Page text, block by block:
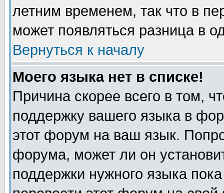
летним временем, так что в
может появляться разница в
Вернуться к началу
Моего языка нет в списке!
Причина скорее всего в том,
поддержку вашего языка в
этот форум на ваш язык.
форума, может ли он
поддержки нужного языка